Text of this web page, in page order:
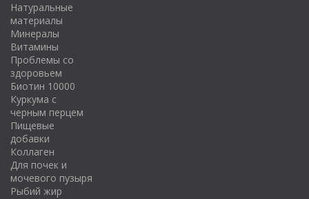
Натуральные
материалы
Минералы
Витамины
Проблемы со
здоровьем
Биотин 10000
Куркума с
черным перцем
Пищевые
добавки
Коллаген
Для почек и
мочевого пузыря
Рыбий жир